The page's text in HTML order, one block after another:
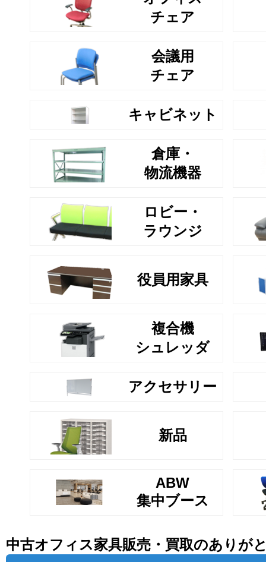
チェア
会議用
チェア
キャビネット
倉庫・
物流機器
ロビー・
ラウンジ
役員用家具
複合機
シュレッダ
アクセサリー
新品
ABW
集中ブース
中古オフィス家具販売・買取のありが